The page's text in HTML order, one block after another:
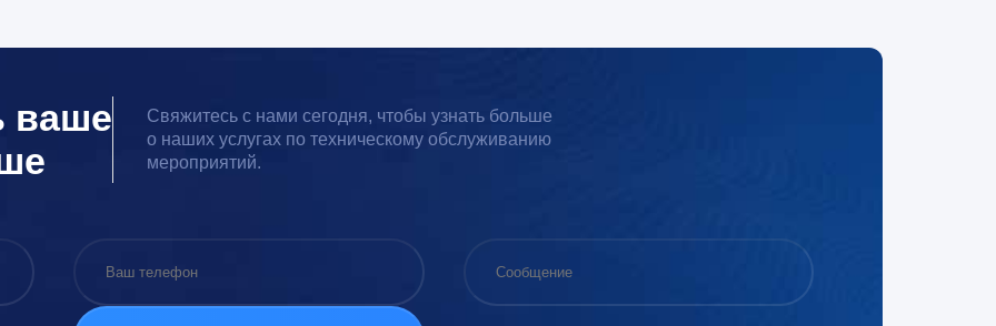
ваше
Свяжитесь с нами сегодня, чтобы узнать больше
о наших услугах по техническому обслуживанию
мероприятий.